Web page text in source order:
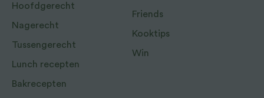
Hoofdgerecht
Nagerecht
Tussengerecht
Lunch recepten
Bakrecepten
Friends
Kooktips
Win